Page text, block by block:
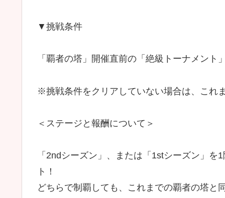
▼挑戦条件
「覇者の塔」開催直前の「絶級トーナメント
※挑戦条件をクリアしていない場合は、これ
＜ステージと報酬について＞
「2ndシーズン」、または「1stシーズン」
ト！
どちらで制覇しても、これまでの覇者の塔と